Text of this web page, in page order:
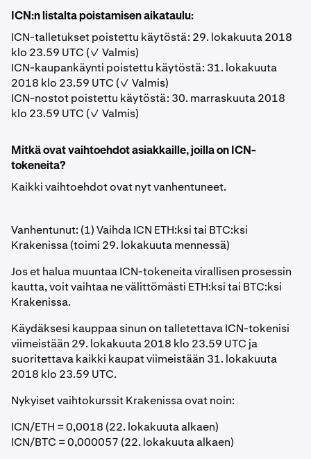
ICN:n listalta poistamisen aikataulu:
ICN-talletukset poistettu käytöstä: 29. lokakuuta 2018
klo 23.59 UTC (✓ Valmis)
ICN-kaupankäynti poistettu käytöstä: 31. lokakuuta
2018 klo 23.59 UTC (✓ Valmis)
ICN-nostot poistettu käytöstä: 30. marraskuuta 2018
klo 23.59 UTC (✓ Valmis)
Mitkä ovat vaihtoehdot asiakkaille, joilla on ICN-
tokeneita?
Kaikki vaihtoehdot ovat nyt vanhentuneet.
Vanhentunut: (1) Vaihda ICN ETH:ksi tai BTC:ksi
Krakenissa (toimi 29. lokakuuta mennessä)
Jos et halua muuntaa ICN-tokeneita virallisen prosessin
kautta, voit vaihtaa ne välittömästi ETH:ksi tai BTC:ksi
Krakenissa.
Käydäksesi kauppaa sinun on talletettava ICN-tokenisi
viimeistään 29. lokakuuta 2018 klo 23.59 UTC ja
suoritettava kaikki kaupat viimeistään 31. lokakuuta
2018 klo 23.59 UTC.
Nykyiset vaihtokurssit Krakenissa ovat noin:
ICN/ETH = 0,0018 (22. lokakuuta alkaen)
ICN/BTC = 0,000057 (22. lokakuuta alkaen)